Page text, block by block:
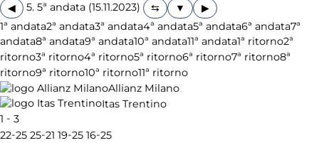
◀
5. 5ª andata (15.11.2023)
▶
1ª andata2ª andata3ª andata4ª andata5ª andata6ª andata7ª
andata8ª andata9ª andata10ª andata11ª andata1ª ritorno2ª
ritorno3ª ritorno4ª ritorno5ª ritorno6ª ritorno7ª ritorno8ª
ritorno9ª ritorno10ª ritorno11ª ritorno
Allianz Milano
Itas Trentino
1 - 3
22-25 25-21 19-25 16-25